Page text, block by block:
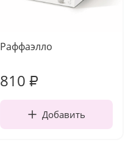
Раффаэлло
810 ₽
Добавить